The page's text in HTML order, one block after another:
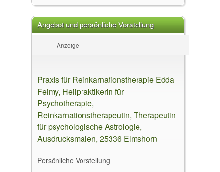
Angebot und persönliche Vorstellung
Anzeige
Praxis für Reinkarnationstherapie Edda
Felmy, Heilpraktikerin für
Psychotherapie,
Reinkarnationstherapeutin, Therapeutin
für psychologische Astrologie,
Ausdrucksmalen, 25336 Elmshorn
Persönliche Vorstellung